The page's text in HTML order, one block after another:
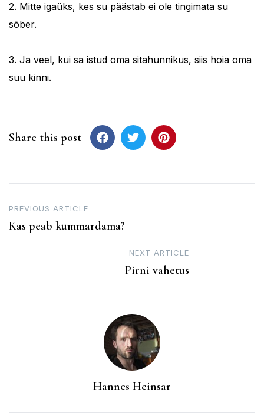
2. Mitte igaüks, kes su päästab ei ole tingimata su
sõber.
3. Ja veel, kui sa istud oma sitahunnikus, siis hoia oma
suu kinni.
Share this post
Post
navigation
PREVIOUS ARTICLE
Kas peab kummardama?
NEXT ARTICLE
Pirni vahetus
Hannes Heinsar